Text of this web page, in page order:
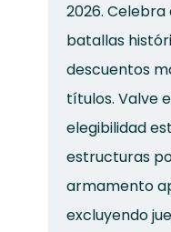
2026.
batallas
descuentos
títulos. Valve
elegibilidad
estructuras
armamento
excluyendo